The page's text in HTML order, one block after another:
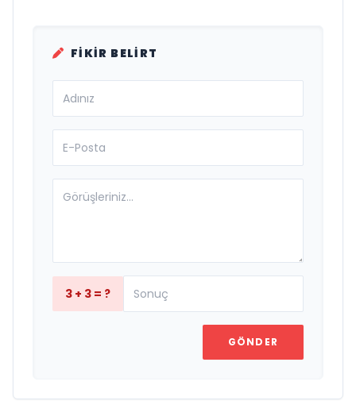
FIKIR BELIRT
3 + 3 = ?
GÖNDER